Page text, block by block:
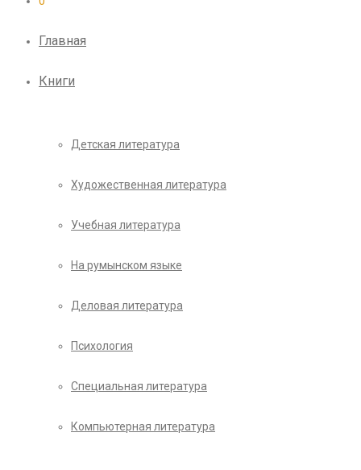
Главная
Книги
Детская литература
Художественная литература
Учебная литература
На румынском языке
Деловая литература
Психология
Специальная литература
Компьютерная литература